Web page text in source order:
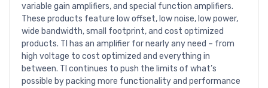
variable gain amplifiers, and special function amplifiers.
These products feature low offset, low noise, low power,
wide bandwidth, small footprint, and cost optimized
products. TI has an amplifier for nearly any need – from
high voltage to cost optimized and everything in
between. TI continues to push the limits of what’s
possible by packing more functionality and performance